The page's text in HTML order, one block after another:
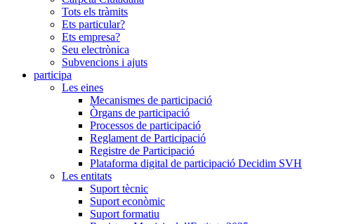
Tots els tràmits
Ets particular?
Ets empresa?
Seu electrònica
Subvencions i ajuts
participa
Les eines
Mecanismes de participació
Òrgans de participació
Processos de participació
Reglament de Participació
Registre de Participació
Plataforma digital de participació Decidim SVH
Les entitats
Suport tècnic
Suport econòmic
Suport formatiu